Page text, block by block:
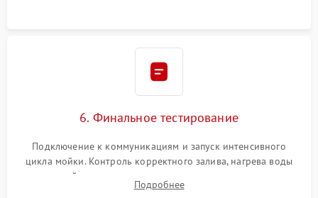
6. Финальное тестирование
Подключение к коммуникациям и запуск интенсивного
цикла мойки. Контроль корректного залива, нагрева воды
до нужной температуры, отсутствия посторонних шумов,
штатного слива и абсолютной сухости в поддоне.
Подробнее